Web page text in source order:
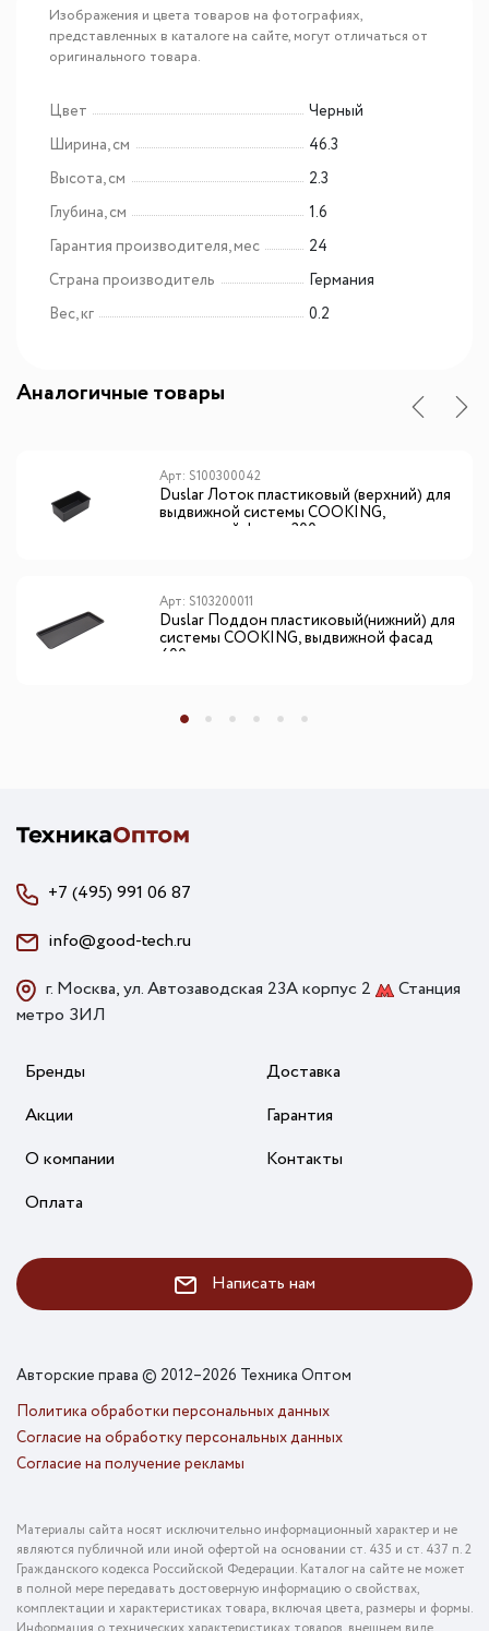
Изображения и цвета товаров на фотографиях,
представленных в каталоге на сайте, могут отличаться от
оригинального товара.
Цвет
Черный
Ширина, см
46.3
Высота, см
2.3
Глубина, см
1.6
Гарантия производителя, мес
24
Страна производитель
Германия
Вес, кг
0.2
Аналогичные товары
Арт: S100300042
Duslar Лоток пластиковый (верхний) для
выдвижной системы COOKING,
выдвижной фасад 300 мм, антрацит
Арт: S103200011
Duslar Поддон пластиковый(нижний) для
системы COOKING, выдвижной фасад
400 мм
+7 (495) 991 06 87
info@good-tech.ru
г. Москва, ул. Автозаводская 23А корпус 2
Станция
метро ЗИЛ
Бренды
Акции
О компании
Оплата
Доставка
Гарантия
Контакты
Написать нам
Авторские права © 2012–2026 Техника Оптом
Политика обработки персональных данных
Согласие на обработку персональных данных
Согласие на получение рекламы
Материалы сайта носят исключительно информационный характер и не
являются публичной или иной офертой на основании ст. 435 и ст. 437 п. 2
Гражданского кодекса Российской Федерации. Каталог на сайте не может
в полной мере передавать достоверную информацию о свойствах,
комплектации и характеристиках товара, включая цвета, размеры и формы.